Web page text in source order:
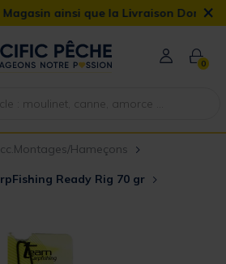
la Livraison Domicile offerte dès 90€
×
0
Hameçons
Ready Rig 70 gr